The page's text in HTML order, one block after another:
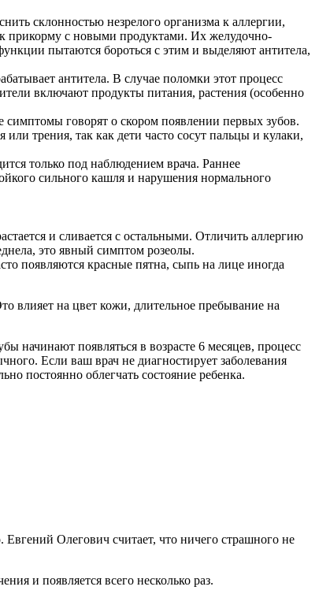
склонностью незрелого организма к аллергии,
прикорму с новыми продуктами. Их желудочно-
пытаются бороться с этим и выделяют антитела,
антитела. В случае поломки этот процесс
включают продукты питания, растения (особенно
говорят о скором появлении первых зубов.
трения, так как дети часто сосут пальцы и кулаки,
только под наблюдением врача. Раннее
сильного кашля и нарушения нормального
и сливается с остальными. Отличить аллергию
это явный симптом розеолы.
появляются красные пятна, сыпь на лице иногда
влияет на цвет кожи, длительное пребывание на
начинают появляться в возрасте 6 месяцев, процесс
Если ваш врач не диагностирует заболевания
постоянно облегчать состояние ребенка.
Олегович считает, что ничего страшного не
и появляется всего несколько раз.